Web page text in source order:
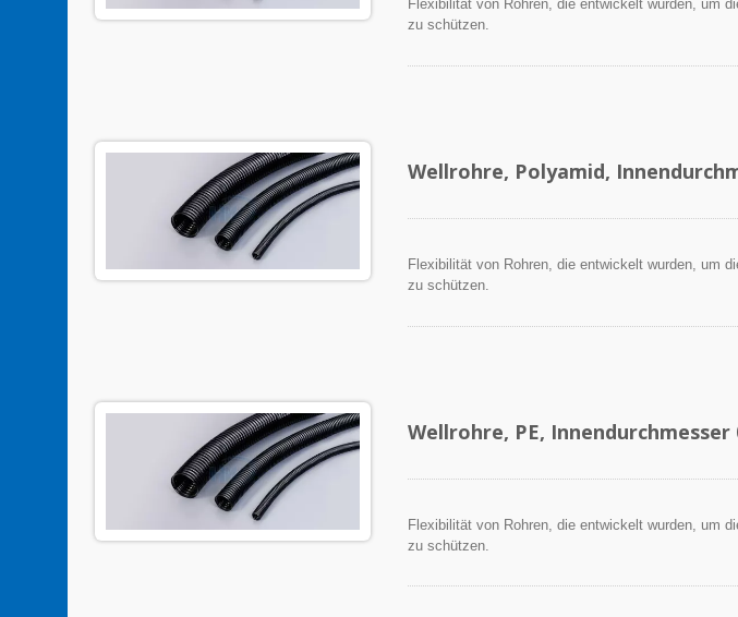
Flexibilität von Rohren, die entwickelt wurden, um
zu schützen.
Wellrohre, Polyamid,
Flexibilität von Rohren, die entwickelt wurden, um
zu schützen.
Wellrohre, PE, Innendurchmesser
Flexibilität von Rohren, die entwickelt wurden, um
zu schützen.